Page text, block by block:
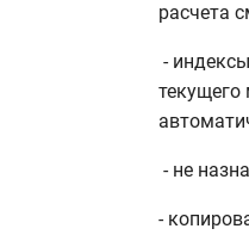
расчета
-
текущего
- не
-